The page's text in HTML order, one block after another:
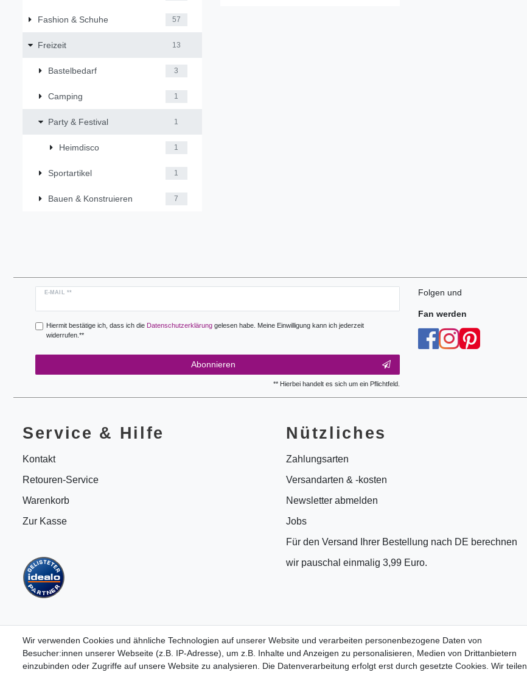
Fashion & Schuhe 57
Freizeit 13
Bastelbedarf 3
Camping 1
Party & Festival 1
Heimdisco 1
Sportartikel 1
Bauen & Konstruieren 7
Wir verwenden Cookies und ähnliche Technologien auf unserer Website und verarbeiten personenbezogene Daten von
Besucher:innen unserer Webseite (z.B. IP-Adresse), um z.B. Inhalte und Anzeigen zu personalisieren, Medien von Drittanbietern
einzubinden oder Zugriffe auf unsere Website zu analysieren. Die Datenverarbeitung erfolgt erst durch gesetzte Cookies. Wir teilen
E-MAIL **
Newsletter
Hiermit bestätige ich, dass ich die Daten­schutz­erklärunggelesen habe. Meine Einwilligung kann ich jederzeit
widerrufen.**
Abonnieren
** Hierbei handelt es sich um ein Pflichtfeld.
Folgen und
Fan werden
Service & Hilfe
Kontakt
Retouren-Service
Warenkorb
Zur Kasse
Nützliches
Zahlungsarten
Versandarten & -kosten
Newsletter abmelden
Jobs
Für den Versand Ihrer Bestellung nach DE berechnen
wir pauschal einmalig 3,99 Euro.